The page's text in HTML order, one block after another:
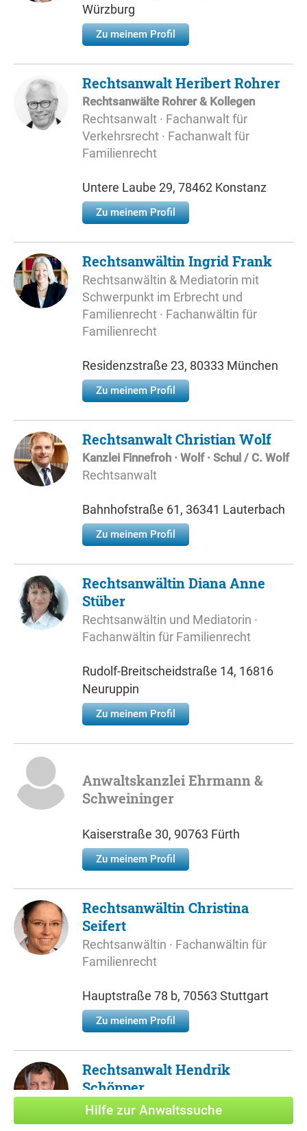
Hilfe zur Anwaltssuche
Würzburg
Zu meinem Profil
Rechtsanwalt Heribert Rohrer
Rechtsanwälte Rohrer & Kollegen
Rechtsanwalt · Fachanwalt für
Verkehrsrecht · Fachanwalt für
Familienrecht
Untere Laube 29, 78462 Konstanz
Zu meinem Profil
Rechtsanwältin Ingrid Frank
Rechtsanwältin & Mediatorin mit
Schwerpunkt im Erbrecht und
Familienrecht · Fachanwältin für
Familienrecht
Residenzstraße 23, 80333 München
Zu meinem Profil
Rechtsanwalt Christian Wolf
Kanzlei Finnefroh · Wolf · Schul / C. Wolf
Rechtsanwalt
Bahnhofstraße 61, 36341 Lauterbach
Zu meinem Profil
Rechtsanwältin Diana Anne
Stüber
Rechtsanwältin und Mediatorin ·
Fachanwältin für Familienrecht
Rudolf-Breitscheidstraße 14, 16816
Neuruppin
Zu meinem Profil
Anwaltskanzlei Ehrmann &
Schweininger
Kaiserstraße 30, 90763 Fürth
Zu meinem Profil
Rechtsanwältin Christina
Seifert
Rechtsanwältin · Fachanwältin für
Familienrecht
Hauptstraße 78 b, 70563 Stuttgart
Zu meinem Profil
Rechtsanwalt Hendrik
Schöpper
Schöpper und Kollegen
Rechtsanwalt · Fachanwalt für